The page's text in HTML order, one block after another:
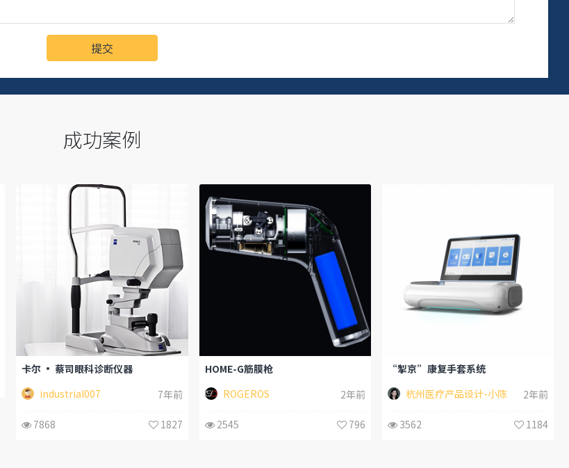
提交
成功案例
卡尔 · 蔡司眼科诊断仪器
industrial007
7年前
7868 1827
HOME-G筋膜枪
ROGEROS
2年前
2545 796
“掣京”康复手套系统
杭州医疗产品设计-小陈
2年前
3562 1184